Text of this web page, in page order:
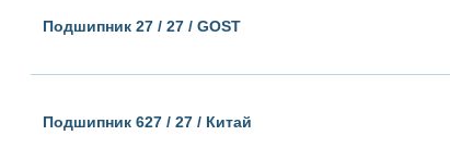
Подшипник 27 / 27 / GOST
Подшипник 627 / 27 / Китай